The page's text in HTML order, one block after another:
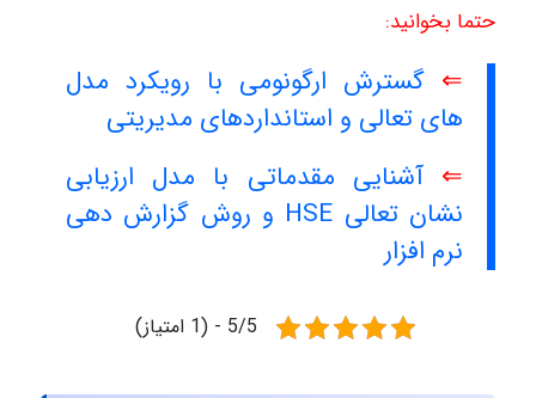
حتما بخوانید:
⇐ گسترش ارگونومی با رویکرد مدل
های تعالی و استانداردهای مدیریتی
⇐ آشنایی مقدماتی با مدل ارزیابی
نشان تعالی HSE و روش گزارش دهی
نرم افزار
5/5 - (1 امتیاز)